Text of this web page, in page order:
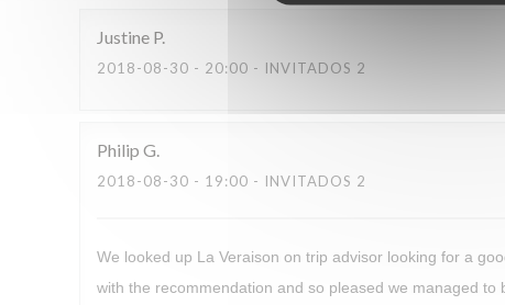
Justine P
2018-08-30 - 20:00 - INVITADOS 2
Philip G
2018-08-30 - 19:00 - INVITADOS 2
We looked up La Veraison on trip advisor looking for a
with the recommendation and so pleased we managed